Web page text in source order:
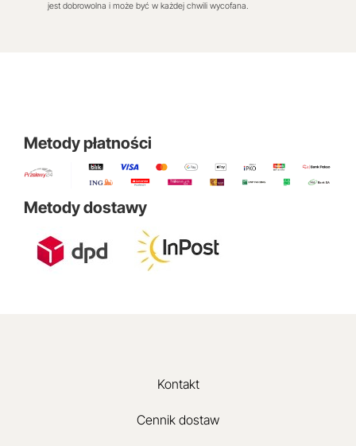
jest dobrowolna i może być w każdej chwili wycofana.
Metody płatności
Metody dostawy
Kontakt
Cennik dostaw